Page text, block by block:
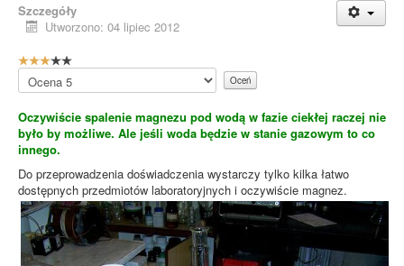
Szczegóły
Utworzono: 04 lipiec 2012
O
c
e
a
u
ż
y
t
k
o
w
n
Proszę,
oceń
Oczywiście spalenie magnezu pod wodą w fazie ciekłej raczej nie
było by możliwe. Ale jeśli woda będzie w stanie gazowym to co
innego.
Do przeprowadzenia doświadczenia wystarczy tylko kilka łatwo
dostępnych przedmiotów laboratoryjnych i oczywiście magnez.